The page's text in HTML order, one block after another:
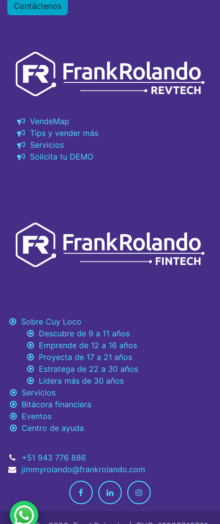
Contáctenos
VendeMap
Tips y vender más
Servicios
Solicita tu DEMO
+51 943 776 886
jimmyrolando@frankrolando.com
Sobre Cuy Loco
Descubre de 9 a 11 años
Emprende de 12 a 16 años
Proyecta de 17 a 21 años
Estratega de 22 a 30 años
Lidera más de 30 años
Servicios
Bitácora financiera
Eventos
Centro de ayuda